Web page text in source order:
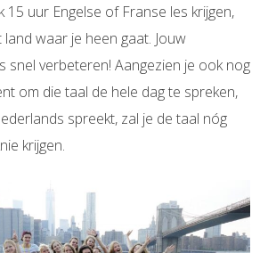
15 uur Engelse of Franse les krijgen,
land waar je heen gaat. Jouw
snel verbeteren! Aangezien je ook nog
om die taal de hele dag te spreken,
spreekt, zal je de taal nóg
krijgen.